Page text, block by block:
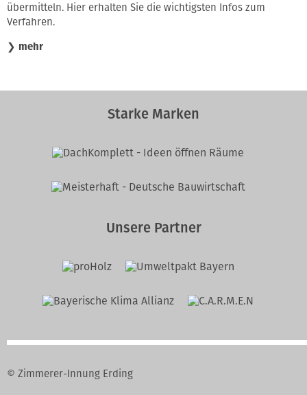
übermitteln. Hier erhalten Sie die wichtigsten Infos zum
Verfahren.
❯ mehr
Starke Marken
Unsere Partner
© Zimmerer-Innung Erding